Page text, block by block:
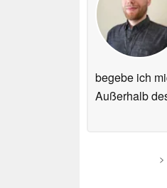
begebe ich
Außerhalb
>